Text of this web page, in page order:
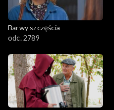
Barwy szczęścia
odc. 2789